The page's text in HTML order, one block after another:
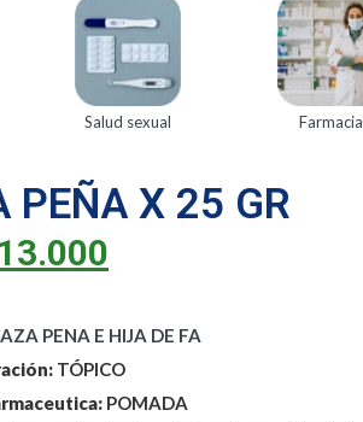
Salud sexual Farmacia
PEÑA X 25 GR
13.000
PENA E HIJA DE FA
TÓPICO
POMADA